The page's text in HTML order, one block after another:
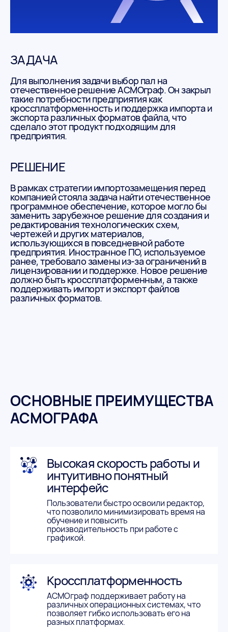
ЗАДАЧА
Для выполнения задачи выбор пал на
отечественное решение АСМОграф. Он закрыл
такие потребности предприятия как
кроссплатформенность и поддержка импорта и
экспорта различных форматов файла, что
сделало этот продукт подходящим для
предприятия.
РЕШЕНИЕ
В рамках стратегии импортозамещения перед
компанией стояла задача найти отечественное
программное обеспечение, которое могло бы
заменить зарубежное решение для создания и
редактирования технологических схем,
чертежей и других материалов,
использующихся в повседневной работе
предприятия. Иностранное ПО, используемое
ранее, требовало замены из-за ограничений в
лицензировании и поддержке. Новое решение
должно быть кроссплатформенным, а также
поддерживать импорт и экспорт файлов
различных форматов.
ОСНОВНЫЕ ПРЕИМУЩЕСТВА
АСМОГРАФА
Высокая скорость работы и
интуитивно понятный
интерфейс
Пользователи быстро освоили редактор,
что позволило минимизировать время на
обучение и повысить
производительность при работе с
графикой.
Кроссплатформенность
АСМОграф поддерживает работу на
различных операционных системах, что
позволяет гибко использовать его на
разных платформах.